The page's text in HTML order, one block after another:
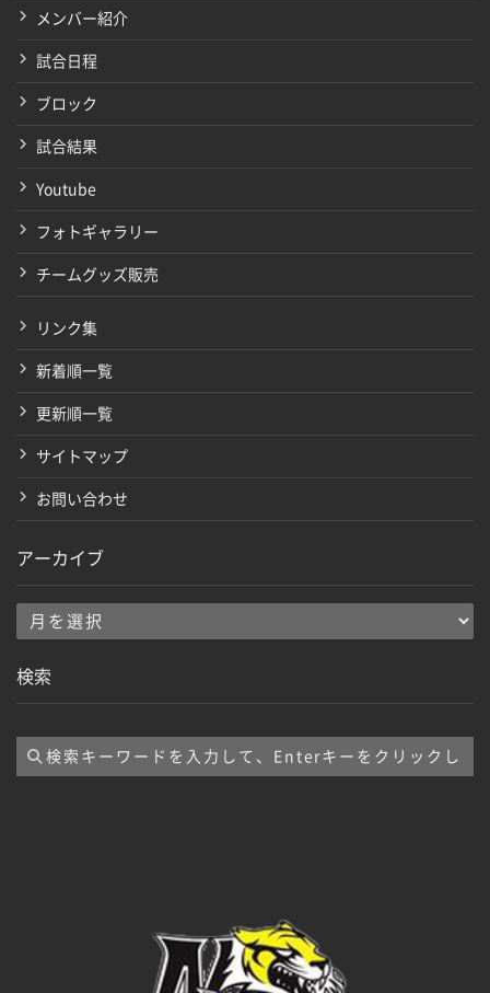
メンバー紹介
試合日程
ブロック
試合結果
Youtube
フォトギャラリー
チームグッズ販売
リンク集
新着順一覧
更新順一覧
サイトマップ
お問い合わせ
アーカイブ
ア
カ
ブ
検索